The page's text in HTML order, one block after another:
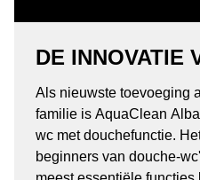
DE INNOVATIE
Als nieuwste toevoeging
familie is AquaClean
wc met douchefunctie.
beginners van douche-